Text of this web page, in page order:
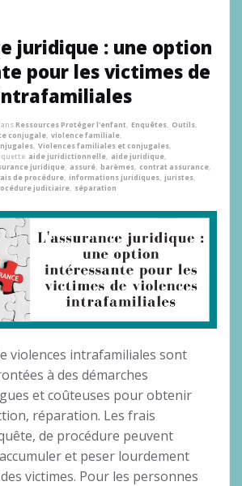
juridique : une option
pour les victimes de
Ressources Protéger l'enfant, Enquêtes, Outils,
conjugale, violence familiale,
, Violences familiales et conjugales,
aide juridictionnelle, aide juridique,
juridique, assuré, barèmes, contrat assurance,
de procédure, informations juridiques, juristes,
judiciaire, séparation
violences intrafamiliales sont
à des démarches
et coûteuses pour obtenir
réparation. Les frais
de procédure peuvent
et peser lourdement
victimes. Pour les personnes